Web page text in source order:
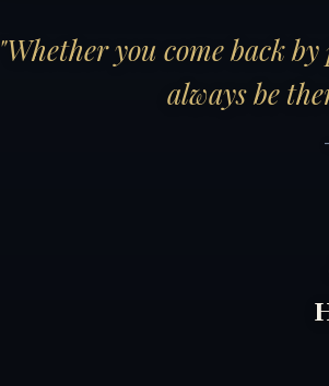
"Whether you come back
always be